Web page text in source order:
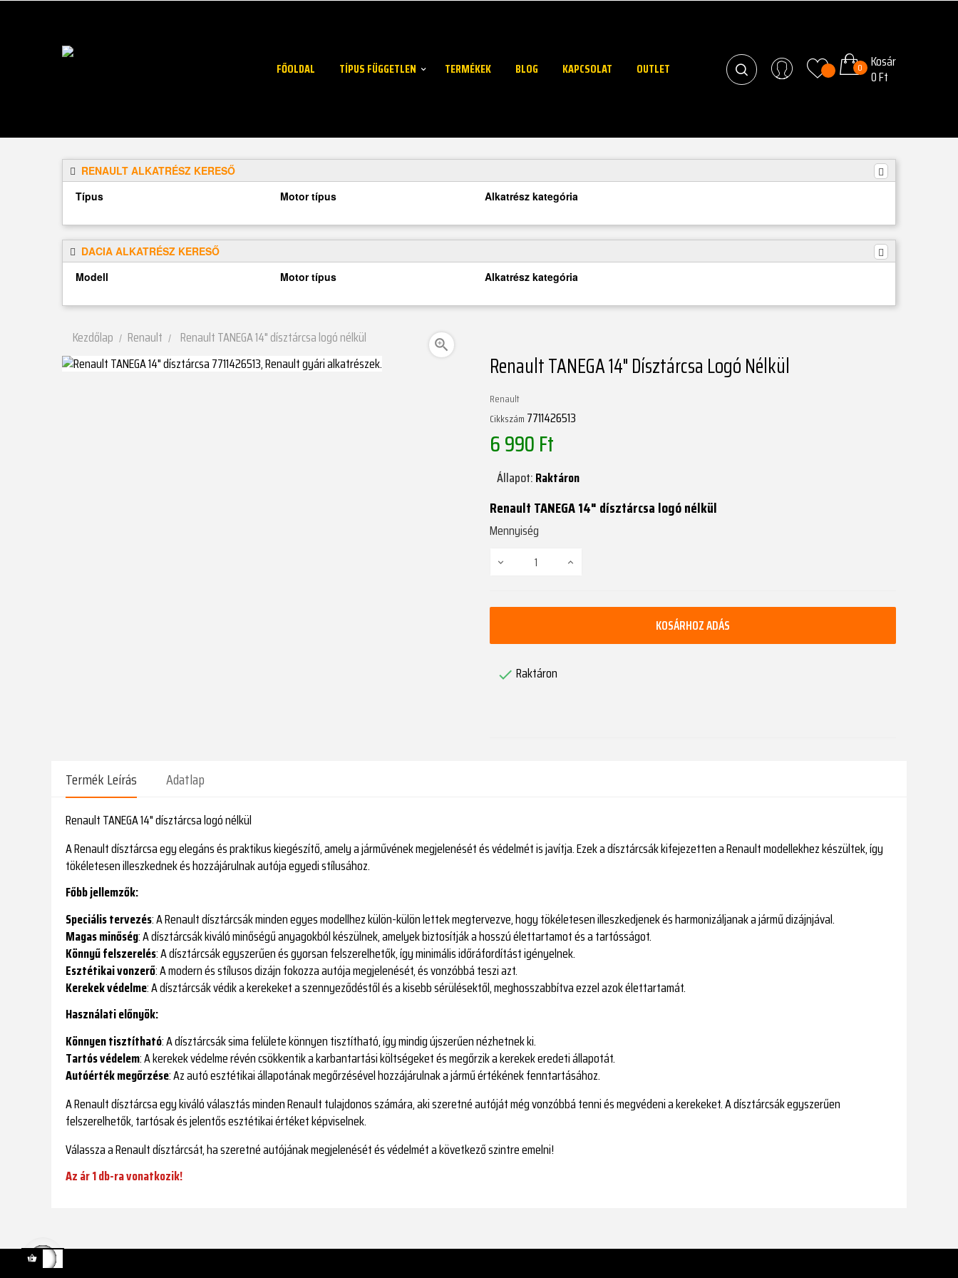
FŐOLDAL TÍPUS FÜGGETLEN TERMÉKEK BLOG KAPCSOLAT OUTLET 0 Kosár
0 Ft
RENAULT ALKATRÉSZ KERESŐ
Típus
Motor típus Alkatrész kategória
DACIA ALKATRÉSZ KERESŐ
Modell
Motor típus Alkatrész kategória
Kezdőlap Renault Renault TANEGA 14" dísztárcsa logó nélkül 
Renault TANEGA 14" Dísztárcsa Logó Nélkül
Renault
Cikkszám 7711426513
6 990 Ft
Állapot:Raktáron
Renault TANEGA 14" dísztárcsa logó nélkül
Mennyiség
KOSÁRHOZ ADÁS
 Raktáron
Termék Leírás Adatlap
Renault TANEGA 14" dísztárcsa logó nélkül
A Renault dísztárcsa egy elegáns és praktikus kiegészítő, amely a járművének megjelenését és védelmét is javítja. Ezek a dísztárcsák kifejezetten a Renault modellekhez készültek, így
tökéletesen illeszkednek és hozzájárulnak autója egyedi stílusához.
Főbb jellemzők:
Speciális tervezés: A Renault dísztárcsák minden egyes modellhez külön-külön lettek megtervezve, hogy tökéletesen illeszkedjenek és harmonizáljanak a jármű dizájnjával.
Magas minőség: A dísztárcsák kiváló minőségű anyagokból készülnek, amelyek biztosítják a hosszú élettartamot és a tartósságot.
Könnyű felszerelés: A dísztárcsák egyszerűen és gyorsan felszerelhetők, így minimális időráfordítást igényelnek.
Esztétikai vonzerő: A modern és stílusos dizájn fokozza autója megjelenését, és vonzóbbá teszi azt.
Kerekek védelme: A dísztárcsák védik a kerekeket a szennyeződéstől és a kisebb sérülésektől, meghosszabbítva ezzel azok élettartamát.
Használati előnyök:
Könnyen tisztítható: A dísztárcsák sima felülete könnyen tisztítható, így mindig újszerűen nézhetnek ki.
Tartós védelem: A kerekek védelme révén csökkentik a karbantartási költségeket és megőrzik a kerekek eredeti állapotát.
Autóérték megőrzése: Az autó esztétikai állapotának megőrzésével hozzájárulnak a jármű értékének fenntartásához.
A Renault dísztárcsa egy kiváló választás minden Renault tulajdonos számára, aki szeretné autóját még vonzóbbá tenni és megvédeni a kerekeket. A dísztárcsák egyszerűen
felszerelhetők, tartósak és jelentős esztétikai értéket képviselnek.
Válassza a Renault dísztárcsát, ha szeretné autójának megjelenését és védelmét a következő szintre emelni!
Az ár 1 db-ra vonatkozik!